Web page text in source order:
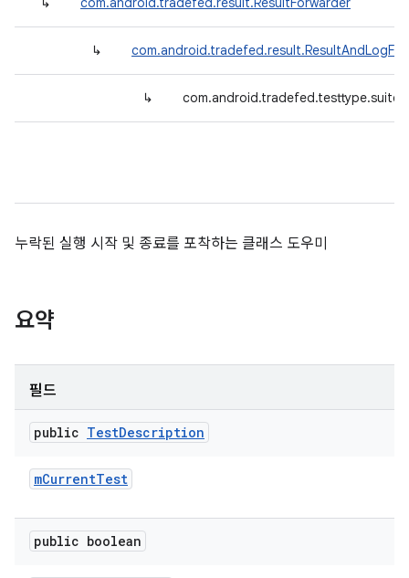
↳
↳
누락된 실행 시작 및 종료를 포착하는 클래스 도우미
요약
필드
public TestDescription
mCurrentTest
public boolean